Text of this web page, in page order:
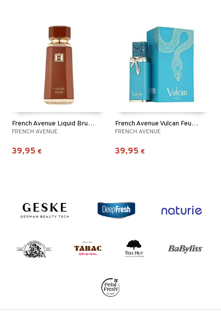
French Avenue Liquid Brun - Eau de parfum
FRENCH AVENUE
39,95 €
French Avenue Vulcan Feu - Eau de parfum
FRENCH AVENUE
39,95 €